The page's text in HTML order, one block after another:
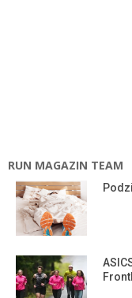
RUN MAGAZIN TEAM